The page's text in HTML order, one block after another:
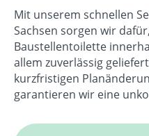
Mit unserem schnellen
Sachsen sorgen wir
Baustellentoilette
allem zuverlässig
kurzfristigen
garantieren wir eine